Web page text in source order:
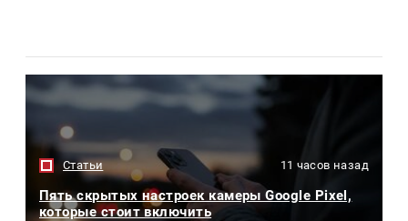
Статьи 11 часов назад
Пять скрытых настроек камеры Google Pixel,
которые стоит включить